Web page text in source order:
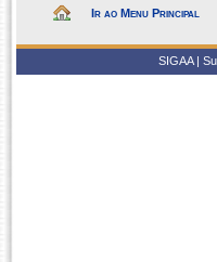
Ir ao Menu Principal
SIGAA |